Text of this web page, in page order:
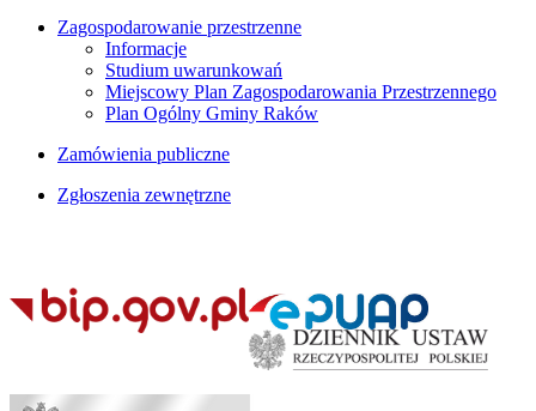
Zagospodarowanie przestrzenne
Informacje
Studium uwarunkowań
Miejscowy Plan Zagospodarowania Przestrzennego
Plan Ogólny Gminy Raków
Zamówienia publiczne
Zgłoszenia zewnętrzne